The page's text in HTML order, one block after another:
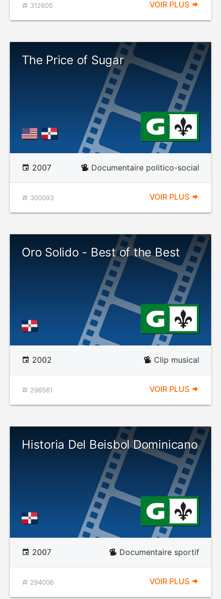
312605 VOIR PLUS
The Price of Sugar
2007 Documentaire politico-social
300093 VOIR PLUS
Oro Solido - Best of the Best
2002 Clip musical
296561 VOIR PLUS
Historia Del Beisbol Dominicano
2007 Documentaire sportif
294006 VOIR PLUS